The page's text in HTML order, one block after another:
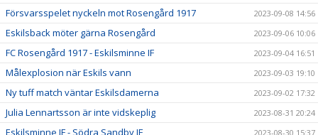
Försvarsspelet nyckeln mot Rosengård 1917 2023-09-08 14:56
Eskilsback möter gärna Rosengård 2023-09-06 10:06
FC Rosengård 1917 - Eskilsminne IF 2023-09-04 16:51
Målexplosion när Eskils vann 2023-09-03 19:10
Ny tuff match väntar Eskilsdamerna 2023-09-02 17:32
Julia Lennartsson är inte vidskeplig 2023-08-31 20:24
Eskilsminne IF - Södra Sandby IF 2023-08-30 15:37